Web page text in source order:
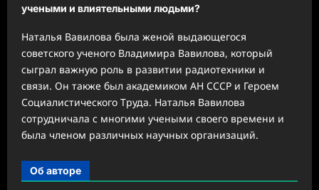
учеными и влиятельными людьми?
Наталья Вавилова была женой выдающегося
советского ученого Владимира Вавилова, который
сыграл важную роль в развитии радиотехники и
связи. Он также был академиком АН СССР и Героем
Социалистического Труда. Наталья Вавилова
сотрудничала с многими учеными своего времени и
была членом различных научных организаций.
Об авторе